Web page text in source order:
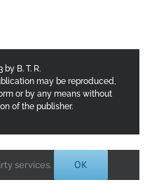
B. T. R.
may be reproduced,
or by any means without
of the publisher.
services. OK